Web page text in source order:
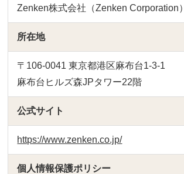
Zenken株式会社（Zenken Corporation）
所在地
〒106-0041 東京都港区麻布台1-3-1
麻布台ヒルズ森JPタワー22階
公式サイト
https://www.zenken.co.jp/
個人情報保護ポリシー